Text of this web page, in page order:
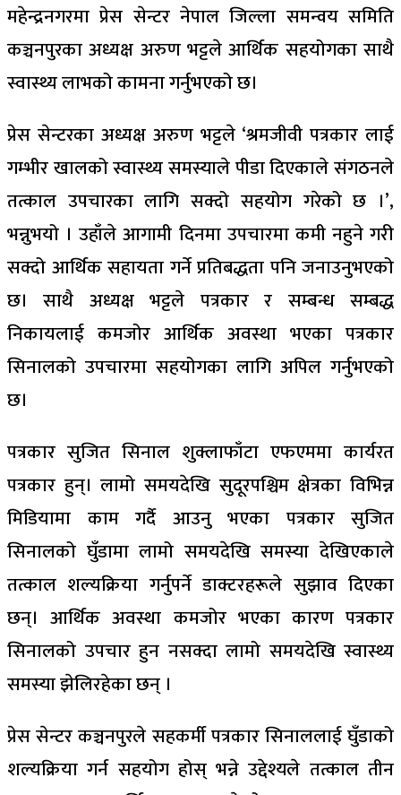
महेन्द्रनगरमा प्रेस सेन्टर नेपाल जिल्ला समन्वय समिति
कञ्चनपुरका अध्यक्ष अरुण भट्टले आर्थिक सहयोगका साथै
स्वास्थ्य लाभको कामना गर्नुभएको छ।
प्रेस सेन्टरका अध्यक्ष अरुण भट्टले ‘श्रमजीवी पत्रकार लाई
गम्भीर खालको स्वास्थ्य समस्याले पीडा दिएकाले संगठनले
तत्काल उपचारका लागि सक्दो सहयोग गरेको छ ।’,
भन्नुभयो । उहाँले आगामी दिनमा उपचारमा कमी नहुने गरी
सक्दो आर्थिक सहायता गर्ने प्रतिबद्धता पनि जनाउनुभएको
छ। साथै अध्यक्ष भट्टले पत्रकार र सम्बन्ध सम्बद्ध
निकायलाई कमजोर आर्थिक अवस्था भएका पत्रकार
सिनालको उपचारमा सहयोगका लागि अपिल गर्नुभएको
छ।
पत्रकार सुजित सिनाल शुक्लाफाँटा एफएममा कार्यरत
पत्रकार हुन्। लामो समयदेखि सुदूरपश्चिम क्षेत्रका विभिन्न
मिडियामा काम गर्दै आउनु भएका पत्रकार सुजित
सिनालको घुँडामा लामो समयदेखि समस्या देखिएकाले
तत्काल शल्यक्रिया गर्नुपर्ने डाक्टरहरूले सुझाव दिएका
छन्। आर्थिक अवस्था कमजोर भएका कारण पत्रकार
सिनालको उपचार हुन नसक्दा लामो समयदेखि स्वास्थ्य
समस्या झेलिरहेका छन् ।
प्रेस सेन्टर कञ्चनपुरले सहकर्मी पत्रकार सिनाललाई घुँडाको
शल्यक्रिया गर्न सहयोग होस् भन्ने उद्देश्यले तत्काल तीन